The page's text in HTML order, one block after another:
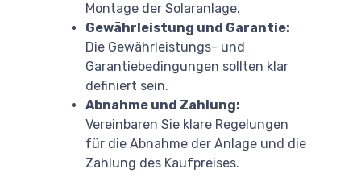
Montage der Solaranlage.
Gewährleistung und Garantie:
Die Gewährleistungs- und
Garantiebedingungen sollten klar
definiert sein.
Abnahme und Zahlung:
Vereinbaren Sie klare Regelungen
für die Abnahme der Anlage und die
Zahlung des Kaufpreises.